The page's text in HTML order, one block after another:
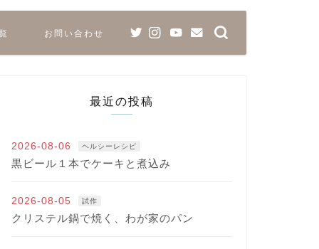
お問い合わせ
最近の投稿
2026-08-06 ヘルシーレシピ
黒ビール１本でケーキと煮込み
2026-08-05 試作
クリステル鍋で焼く、わが家のパン